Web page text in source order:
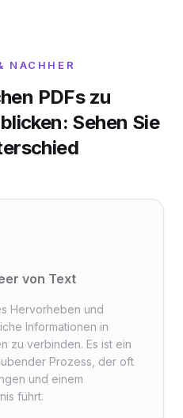
NACHHER
PDFs zu
Sehen Sie
von Text
Hervorheben und
Informationen in
zu verbinden. Es ist ein
Prozess, der oft
und einem
führt.